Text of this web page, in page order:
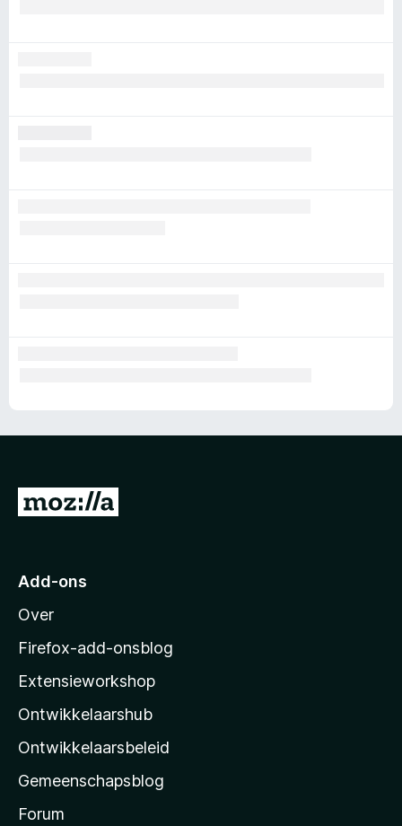
N
r
o
z
l
l
a
s
s
Add-ons
Over
Firefox-add-onsblog
Extensieworkshop
Ontwikkelaarshub
Ontwikkelaarsbeleid
Gemeenschapsblog
Forum